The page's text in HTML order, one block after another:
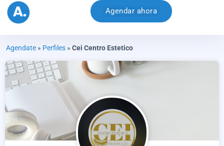
Agendar ahora
Agendate » Perfiles » Cei Centro Estetico